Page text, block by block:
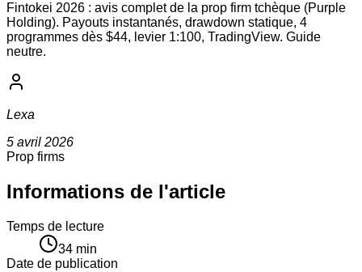
Fintokei 2026 : avis complet de la prop firm tchèque (Purple
Holding). Payouts instantanés, drawdown statique, 4
programmes dès $44, levier 1:100, TradingView. Guide
neutre.
Lexa
5 avril 2026
Prop firms
Informations de l'article
Temps de lecture
34 min
Date de publication